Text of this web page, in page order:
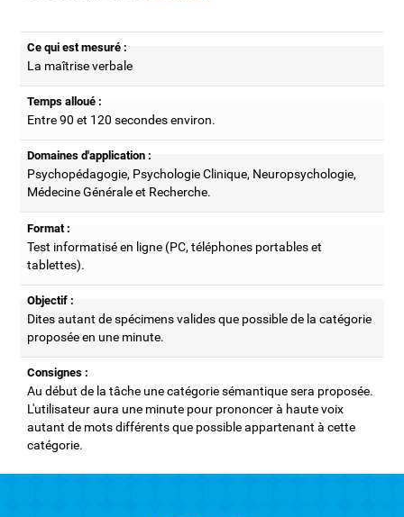
Ce qui est mesuré :
La maîtrise verbale
Temps alloué :
Entre 90 et 120 secondes environ.
Domaines d'application :
Psychopédagogie, Psychologie Clinique, Neuropsychologie,
Médecine Générale et Recherche.
Format :
Test informatisé en ligne (PC, téléphones portables et
tablettes).
Objectif :
Dites autant de spécimens valides que possible de la catégorie
proposée en une minute.
Consignes :
Au début de la tâche une catégorie sémantique sera proposée.
L'utilisateur aura une minute pour prononcer à haute voix
autant de mots différents que possible appartenant à cette
catégorie.